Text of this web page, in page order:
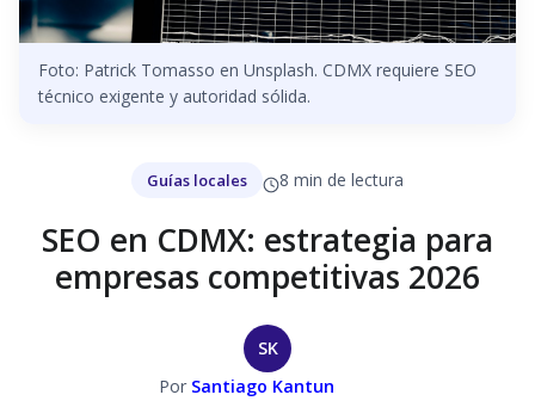
Foto: Patrick Tomasso en Unsplash. CDMX requiere SEO
técnico exigente y autoridad sólida.
Guías locales 8 min de lectura
SEO en CDMX: estrategia para
empresas competitivas 2026
SK
Por Santiago Kantun